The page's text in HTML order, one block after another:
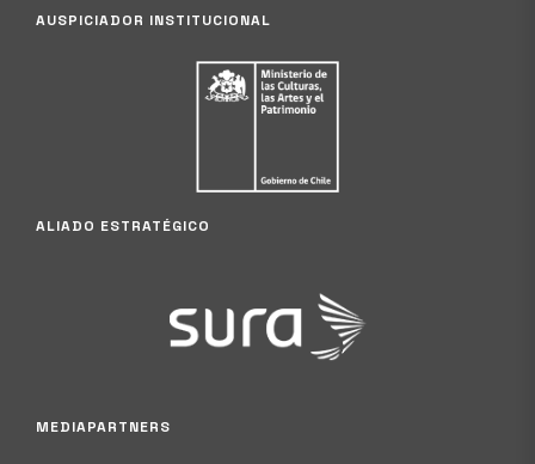
AUSPICIADOR INSTITUCIONAL
ALIADO ESTRATÉGICO
MEDIAPARTNERS